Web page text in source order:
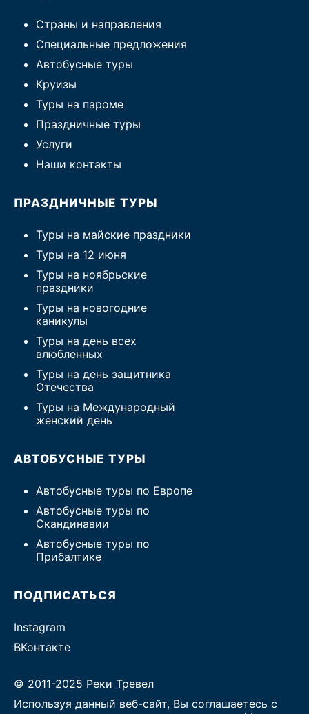
Страны и направления
Специальные предложения
Автобусные туры
Круизы
Туры на пароме
Праздничные туры
Услуги
Наши контакты
ПРАЗДНИЧНЫЕ ТУРЫ
Туры на майские праздники
Туры на 12 июня
Туры на ноябрьские
праздники
Туры на новогодние
каникулы
Туры на день всех
влюбленных
Туры на день защитника
Отечества
Туры на Международный
женский день
АВТОБУСНЫЕ ТУРЫ
Автобусные туры по Европе
Автобусные туры по
Скандинавии
Автобусные туры по
Прибалтике
ПОДПИСАТЬСЯ
Instagram
ВКонтакте
© 2011-2025 Реки Тревел
Используя данный веб-сайт, Вы соглашаетесь с